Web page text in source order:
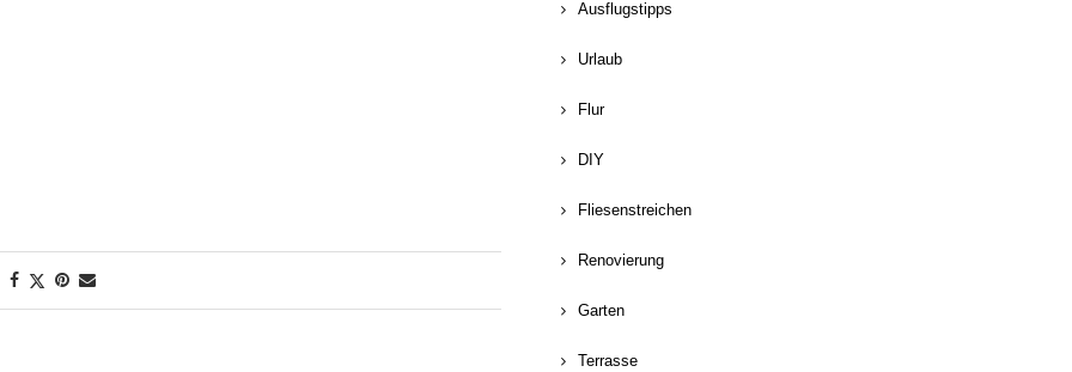
Ausflugstipps
Urlaub
Flur
DIY
Fliesenstreichen
Renovierung
Garten
Terrasse